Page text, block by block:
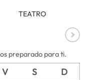
TEATRO
preparado para ti.
V S D